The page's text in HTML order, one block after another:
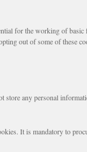
for the working of
out of some of these
store any personal
It is mandatory to